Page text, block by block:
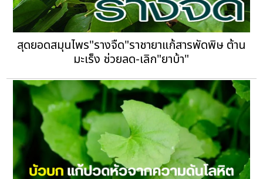
สุดยอดสมุนไพร"รางจืด"ราชายาแก้สารพัดพิษ ต้าน
มะเร็ง ช่วยลด-เลิก"ยาบ้า"